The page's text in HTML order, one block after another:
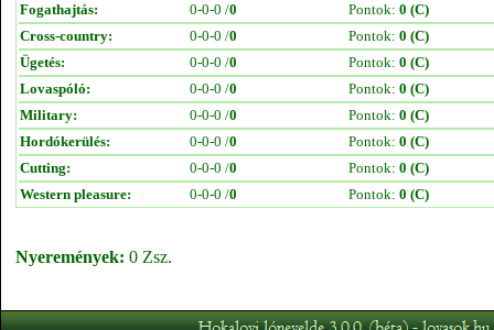
Fogathajtás:
0-0-0 /0 Pontok: 0 (C)
Cross-country:
0-0-0 /0 Pontok: 0 (C)
Ügetés:
0-0-0 /0 Pontok: 0 (C)
Lovaspóló:
0-0-0 /0 Pontok: 0 (C)
Military:
0-0-0 /0 Pontok: 0 (C)
Hordókerülés:
0-0-0 /0 Pontok: 0 (C)
Cutting:
0-0-0 /0 Pontok: 0 (C)
Western pleasure:
0-0-0 /0 Pontok: 0 (C)
Nyeremények: 0 Zsz.